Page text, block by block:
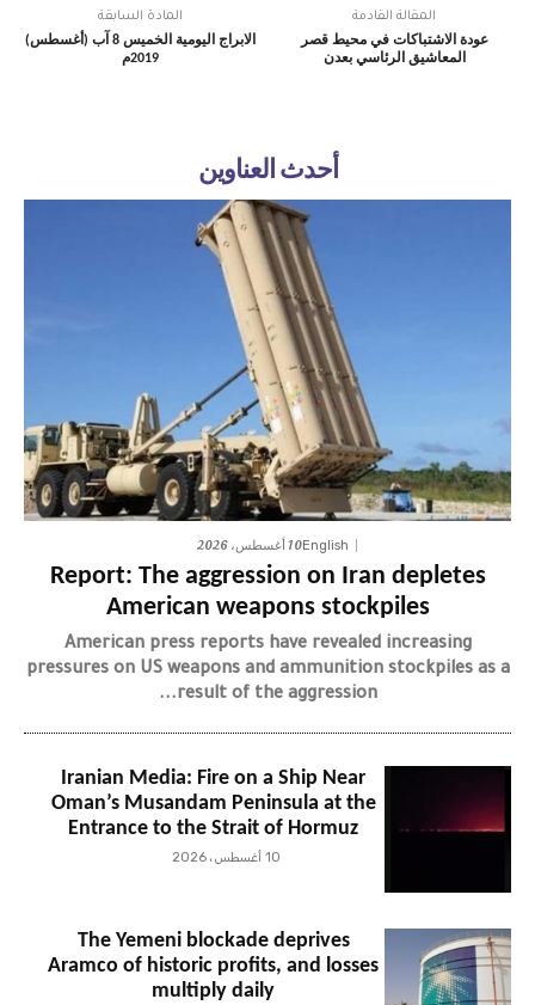
المادة السابقة
الابراج اليومية الخميس 8 آب (أغسطس)
2019م
المقالة القادمة
عودة الاشتباكات في محيط قصر
المعاشيق الرئاسي بعدن
أحدث العناوين
English10 أغسطس، 2026
Report: The aggression on Iran depletes
American weapons stockpiles
American press reports have revealed increasing
pressures on US weapons and ammunition stockpiles as a
result of the aggression...
Iranian Media: Fire on a Ship Near
Oman’s Musandam Peninsula at the
Entrance to the Strait of Hormuz
10 أغسطس، 2026
The Yemeni blockade deprives
Aramco of historic profits, and losses
multiply daily